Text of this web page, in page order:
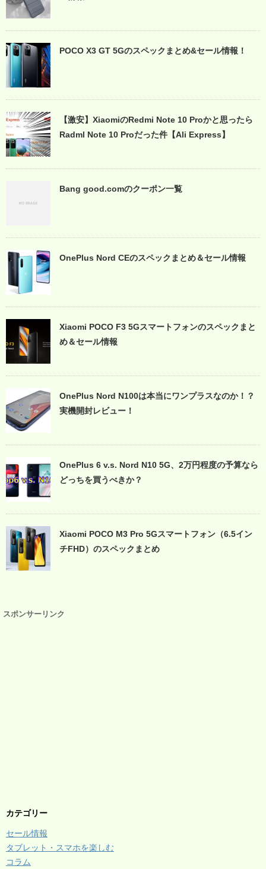
POCO X3 GT 5Gのスペックまとめ&セール情報！
【激安】XiaomiのRedmi Note 10 Proかと思ったら
Radml Note 10 Proだった件【Ali Express】
Bang good.comのクーポン一覧
OnePlus Nord CEのスペックまとめ＆セール情報
Xiaomi POCO F3 5Gスマートフォンのスペックまと
め＆セール情報
OnePlus Nord N100は本当にワンプラスなのか！？
実機開封レビュー！
OnePlus 6 v.s. Nord N10 5G、2万円程度の予算なら
どっちを買うべきか？
Xiaomi POCO M3 Pro 5Gスマートフォン（6.5イン
チFHD）のスペックまとめ
スポンサーリンク
カテゴリー
セール情報
タブレット・スマホを楽しむ
コラム